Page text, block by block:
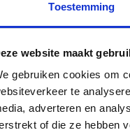
Toestemming
website maakt
gebruiken cookies om
te
adverteren en
of die ze hebben
MwSt.